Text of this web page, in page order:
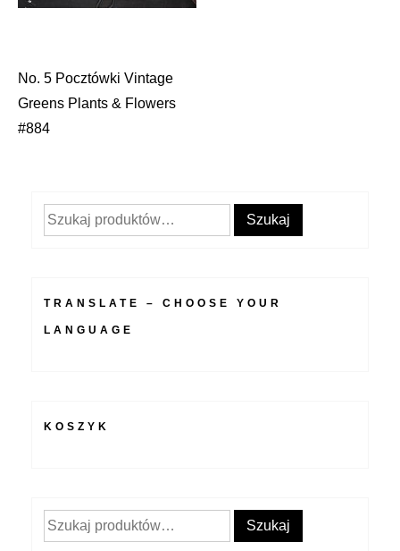
Nawigacja
wpisu
No. 5 Pocztówki Vintage
Greens Plants & Flowers
#884
Szukaj: Szukaj
TRANSLATE – CHOOSE YOUR
LANGUAGE
KOSZYK
Szukaj: Szukaj